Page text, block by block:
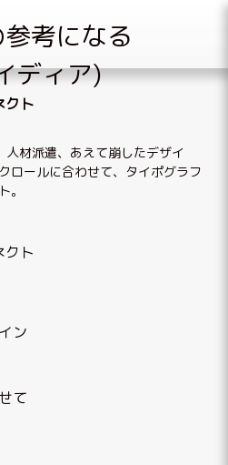
クト
人材派遣、 あえて崩したデザイ
ロールに合わせて、 タイポグラフ
。
クト
ン
て